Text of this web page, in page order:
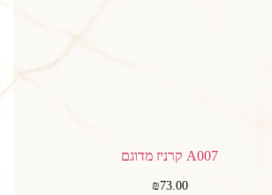
A007 קרניז מדוגם
₪73.00